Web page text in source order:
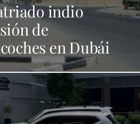
indio
de
en Dubái